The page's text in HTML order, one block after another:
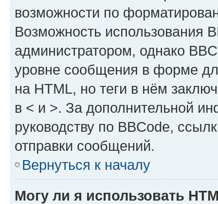
возможности по
Возможность использования
администратором, однако
уровне сообщения в форме
на HTML, но теги в нём
в < и >. За дополнительной
руководству по BBCode,
отправки сообщений.
Вернуться к началу
Могу ли я использовать